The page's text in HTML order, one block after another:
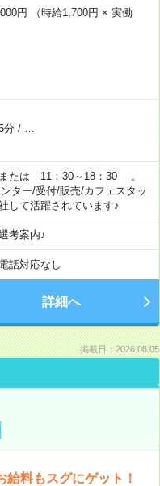
円 （時給1,700円 × 実働
分/ …
たは 11：30～18：30 。
ター/受付/販売/カフェスタッ
して活躍されています♪
考案内♪
話対応なし
詳細へ
掲載日：2026.08.05
給料もスグにゲット！